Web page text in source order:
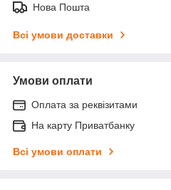
Нова Пошта
Всі умови доставки
Умови оплати
Оплата за реквізитами
На карту Приватбанку
Всі умови оплати